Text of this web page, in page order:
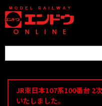
JR東日本107系100番台 2
いたしました。